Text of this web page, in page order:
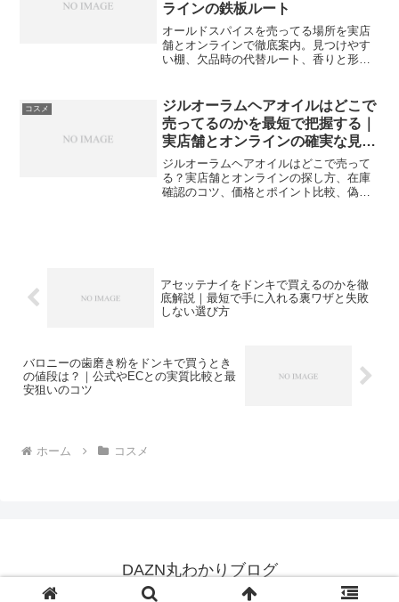
ラインの鉄板ルート
オールドスパイスを売ってる場所を実店
舗とオンラインで徹底案内。見つけやす
い棚、欠品時の代替ルート、香りと形状
コスメ
ジルオーラムヘアオイルはどこで
売ってるのかを最短で把握する｜
実店舗とオンラインの確実な見つ
け方
ジルオーラムヘアオイルはどこで売って
る？実店舗とオンラインの探し方、在庫
確認のコツ、価格とポイント比較、偽物
アセッテナイをドンキで買えるのかを徹
底解説｜最短で手に入れる裏ワザと失敗
しない選び方
バロニーの歯磨き粉をドンキで買うとき
の値段は？｜公式やECとの実質比較と最
安狙いのコツ
ホーム コスメ
DAZN丸わかりブログ
© 2025 DAZN丸わかりブログ.